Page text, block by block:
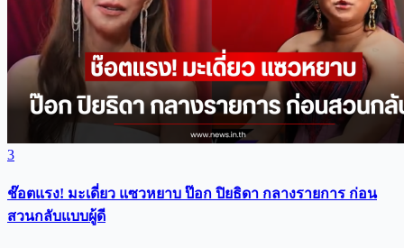
3
ช๊อตแรง! มะเดี่ยว แซวหยาบ ป๊อก ปิยธิดา กลางรายการ ก่อน
สวนกลับแบบผู้ดี